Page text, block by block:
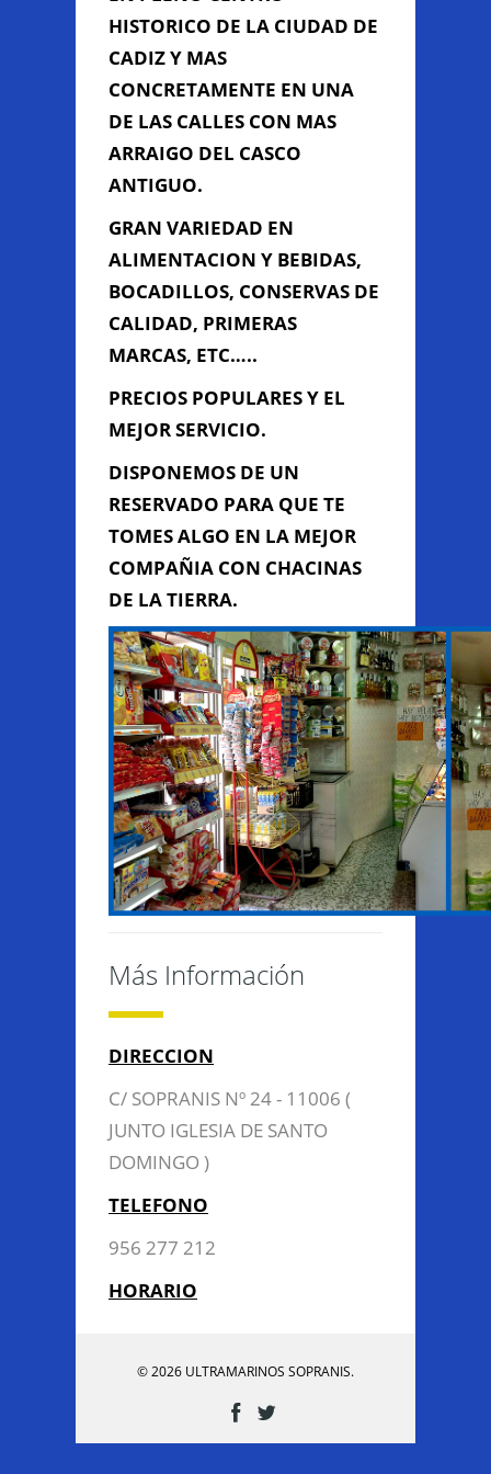
HISTORICO DE LA CIUDAD DE
CADIZ Y MAS
CONCRETAMENTE EN UNA
DE LAS CALLES CON MAS
ARRAIGO DEL CASCO
ANTIGUO.
GRAN VARIEDAD EN
ALIMENTACION Y BEBIDAS,
BOCADILLOS, CONSERVAS DE
CALIDAD, PRIMERAS
MARCAS, ETC…..
PRECIOS POPULARES Y EL
MEJOR SERVICIO.
DISPONEMOS DE UN
RESERVADO PARA QUE TE
TOMES ALGO EN LA MEJOR
COMPAÑIA CON CHACINAS
DE LA TIERRA.
Más Información
DIRECCION
C/ SOPRANIS Nº 24 - 11006 (
JUNTO IGLESIA DE SANTO
DOMINGO )
TELEFONO
956 277 212
HORARIO
Información de
Contacto
C/ SOPRANIS Nº 24 - 11006 (
JUNTO IGLESIA DE SANTO
956 277 212
Contacta con Nosotros
© 2026 ULTRAMARINOS SOPRANIS.